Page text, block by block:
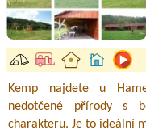
Kemp najdete u
nedotčené přírody s
charakteru. Je to ideální